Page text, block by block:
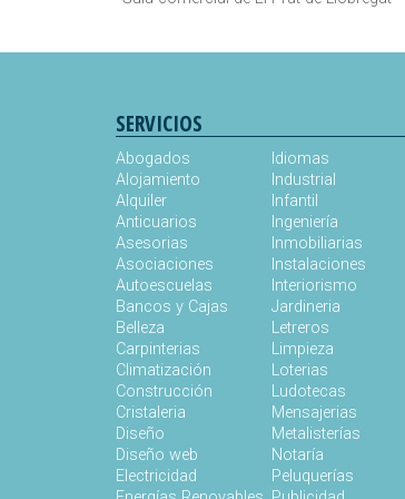
SERVICIOS
Abogados
Alojamiento
Alquiler
Anticuarios
Asesorias
Asociaciones
Autoescuelas
Bancos y Cajas
Belleza
Carpinterias
Climatización
Construcción
Cristaleria
Diseño
Diseño web
Electricidad
Idiomas
Industrial
Infantil
Ingeniería
Inmobiliarias
Instalaciones
Interiorismo
Jardineria
Letreros
Limpieza
Loterias
Ludotecas
Mensajerias
Metalisterías
Notaría
Peluquerías